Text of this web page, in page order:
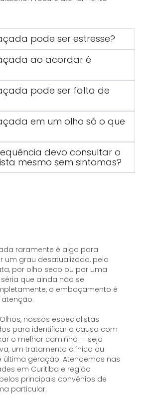
pode ser estresse?
ao acordar é
pode ser falta de
em um olho só o que
devo consultar o
mesmo sem sintomas?
raramente é algo para
um grau desatualizado, pelo
por olho seco ou por uma
que ainda não se
o embaçamento é
nossos especialistas
para identificar a causa com
o melhor caminho — seja
um tratamento clínico ou
última geração. Atendemos nas
em Curitiba e região
principais convênios de
particular.